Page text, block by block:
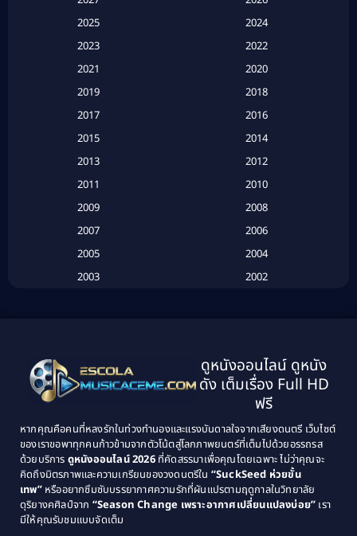
Based on a True Story สร้างจากเรื่องจริง(2)
Based on a True Story เรื่องจริง (16)
Classic หนังคลาสสิก(25)
Classic หนังคลาสสิก(134)
Classic หนังคลาสสิก(21)
Comedy ตลก(515)
Comedy ตลก(46)
2025
2024
2023
2022
2021
2020
2019
2018
2017
2016
2015
2014
2013
2012
2011
2010
2009
2008
2007
2006
2005
2004
2003
2002
1995
1994
1993
1992
1989
1988
1987
1986
1985
1984
1983
1982
ดูหนังออนไลน์ ดูหนัง
ดัง เต็มเรื่อง Full HD
ฟรี
หากคุณคือคนที่หลงรักในท่วงทำนองและแรงบันดาลใจจากเสียงดนตรี เว็บไซต์
ของเราขอพาทุกคนก้าวข้ามจากตัวโน้ตสู่โลกภาพยนตร์ที่เต็มไปด้วยอรรถรส
ด้วยบริการ ดูหนังออนไลน์ 2026ที่คัดสรรมาเพื่อคุณโดยเฉพาะ ไม่ว่าคุณจะ
คิดถึงมิตรภาพและความเกรียนของวงดนตรีใน “SuckSeed ห่วยขั้น
เทพ”หรืออยากซึมซับบรรยากาศความรักที่ผันแปรตามฤดูกาลในวิทยาลัย
ดุริยางคศิลป์จาก “Season Change เพราะอากาศเปลี่ยนแปลงบ่อย” เรา
มีให้คุณรับชมแบบจัดเต็ม